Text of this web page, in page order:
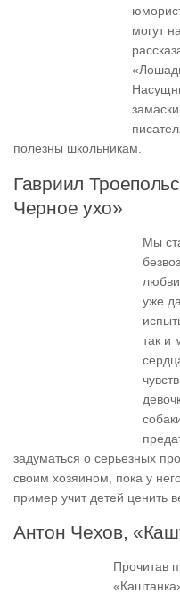
могут
полезны школьникам.
Гавриил
Черное ухо»
Мы
уже
так и
задуматься о серьезных
своим хозяином, пока у
пример учит детей ценить
Антон Чехов,
Прочитав